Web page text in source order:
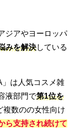
ジアやヨーロッパ
みを解決している
は人気コスメ雑
液部門で第1位を
複数のの女性向け
ら支持され続けて